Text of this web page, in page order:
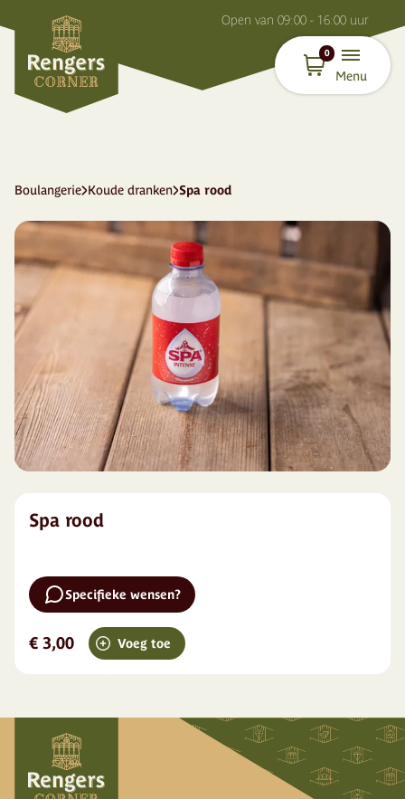
Open van 09:00 - 16:00 uur
0
Menu
Boulangerie Koude dranken Spa rood
Spa rood
Specifieke wensen?
€ 3,00 Voeg toe